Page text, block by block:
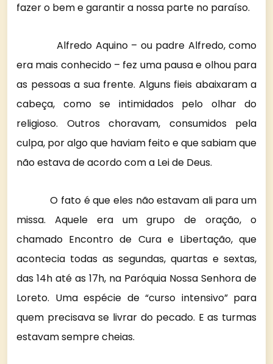
fazer o bem e garantir a nossa parte no paraíso.
Alfredo Aquino – ou padre Alfredo, como
era mais conhecido – fez uma pausa e olhou para
as pessoas a sua frente. Alguns fieis abaixaram a
cabeça, como se intimidados pelo olhar do
religioso. Outros choravam, consumidos pela
culpa, por algo que haviam feito e que sabiam que
não estava de acordo com a Lei de Deus.
O fato é que eles não estavam ali para um
missa. Aquele era um grupo de oração, o
chamado Encontro de Cura e Libertação, que
acontecia todas as segundas, quartas e sextas,
das 14h até as 17h, na Paróquia Nossa Senhora de
Loreto. Uma espécie de “curso intensivo” para
quem precisava se livrar do pecado. E as turmas
estavam sempre cheias.